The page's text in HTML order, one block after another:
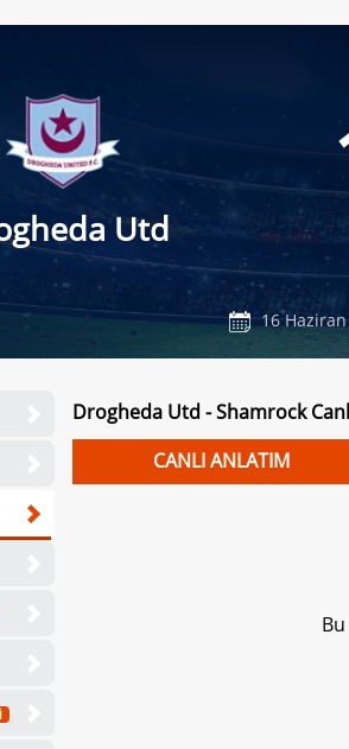
Utd
16 Haziran
Drogheda Utd - Shamrock
CANLI ANLATIM